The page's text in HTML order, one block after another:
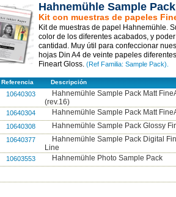
Hahnemühle Sample Pack
Kit con muestras de papeles
Kit de muestras de papel Hahnemühle.
color de los diferentes acabados, y
cantidad. Muy útil para confeccionar
hojas Din A4 de veinte papeles
Fineart Gloss. (Ref Familia: Sample Pack).
Referencia Descripción
10640303
Hahnemühle Sample Pack Matt
(rev.16)
10640304 Hahnemühle Sample Pack Matt
10640308 Hahnemühle Sample Pack Glossy
10640377
Hahnemühle Sample Pack Digital
Line
10603553 Hahnemühle Photo Sample Pack